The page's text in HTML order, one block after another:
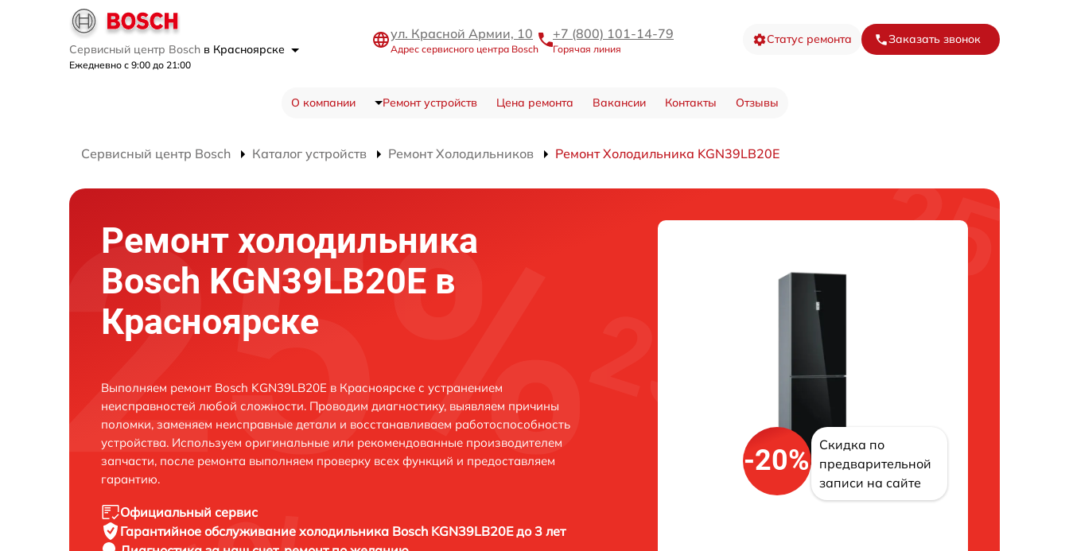
Сервисный центр Bosch в Красноярске
Ежедневно с 9:00 до 21:00
ул. Красной Армии, 10
Адрес сервисного центра Bosch
+7 (800) 101-14-79
Горячая линия
Статус ремонта Заказать звонок
О компании Ремонт устройств Цена ремонта Вакансии Контакты Отзывы
Сервисный центр Bosch Каталог устройств Ремонт Холодильников Ремонт Холодильника KGN39LB20E
Ремонт холодильника
Bosch KGN39LB20E в
Красноярске
Выполняем ремонт Bosch KGN39LB20E в Красноярске с устранением
неисправностей любой сложности. Проводим диагностику, выявляем причины
поломки, заменяем неисправные детали и восстанавливаем работоспособность
устройства. Используем оригинальные или рекомендованные производителем
запчасти, после ремонта выполняем проверку всех функций и предоставляем
гарантию.
Официальный сервис
Гарантийное обслуживание холодильника Bosch KGN39LB20E до 3 лет
-20%
Скидка по
предварительной
записи на сайте